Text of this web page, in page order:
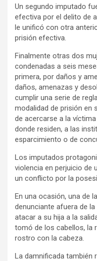
Un segundo imputado
efectiva por el delito de
le unificó con otra
prisión efectiva.
Finalmente otras dos
condenadas a seis
primera, por daños y
daños, amenazas y
cumplir una serie de
modalidad de prisión en
de acercarse a la
donde residen, a las
esparcimiento o de
Los imputados
violencia en perjuicio de
un conflicto por la
En una ocasión, una de
denunciante afuera de
atacar a su hija a la
tomó de los cabellos, la
rostro con la cabeza.
La damnificada también